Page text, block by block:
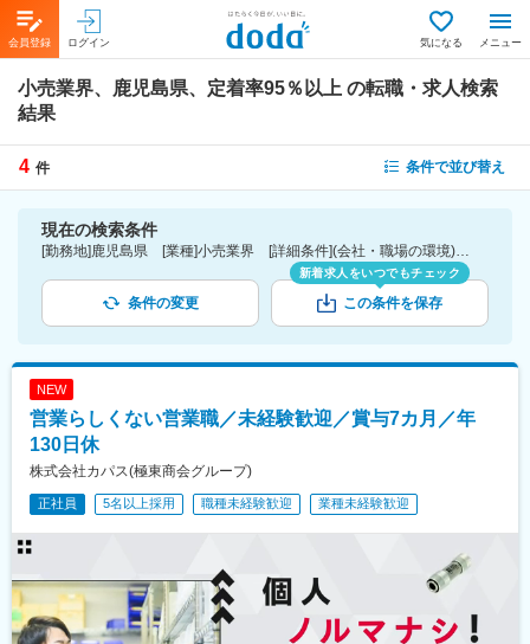
会員登録 ログイン 気になる メニュー
小売業界、鹿児島県、定着率95％以上 の転職・求人検索
結果
4 件 条件で並び替え
現在の検索条件
[勤務地]鹿児島県 [業種]小売業界 [詳細条件](会社・職場の環境)定着率95％以上
条件の変更
新着求人をいつでもチェック
この条件を保存
NEW
営業らしくない営業職／未経験歓迎／賞与7カ月／年
130日休
株式会社カパス(極東商会グループ)
正社員 5名以上採用 職種未経験歓迎 業種未経験歓迎